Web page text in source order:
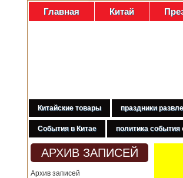
Главная Китай
Китайские товары праздники
События в Китае политика
АРХИВ ЗАПИСЕЙ
Архив записей